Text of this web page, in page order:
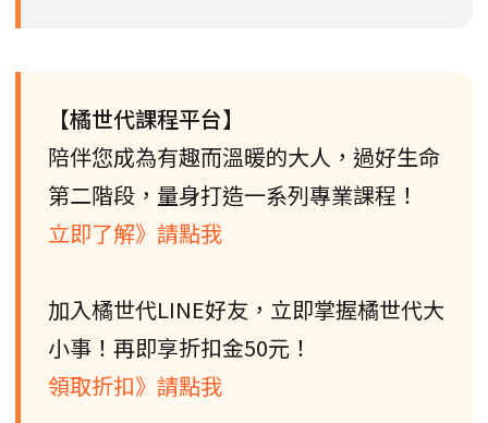
【橘世代課程平台】
陪伴您成為有趣而溫暖的大人，過好生命
第二階段，量身打造一系列專業課程！
立即了解》請點我
加入橘世代LINE好友，立即掌握橘世代大
小事！再即享折扣金50元！
領取折扣》請點我